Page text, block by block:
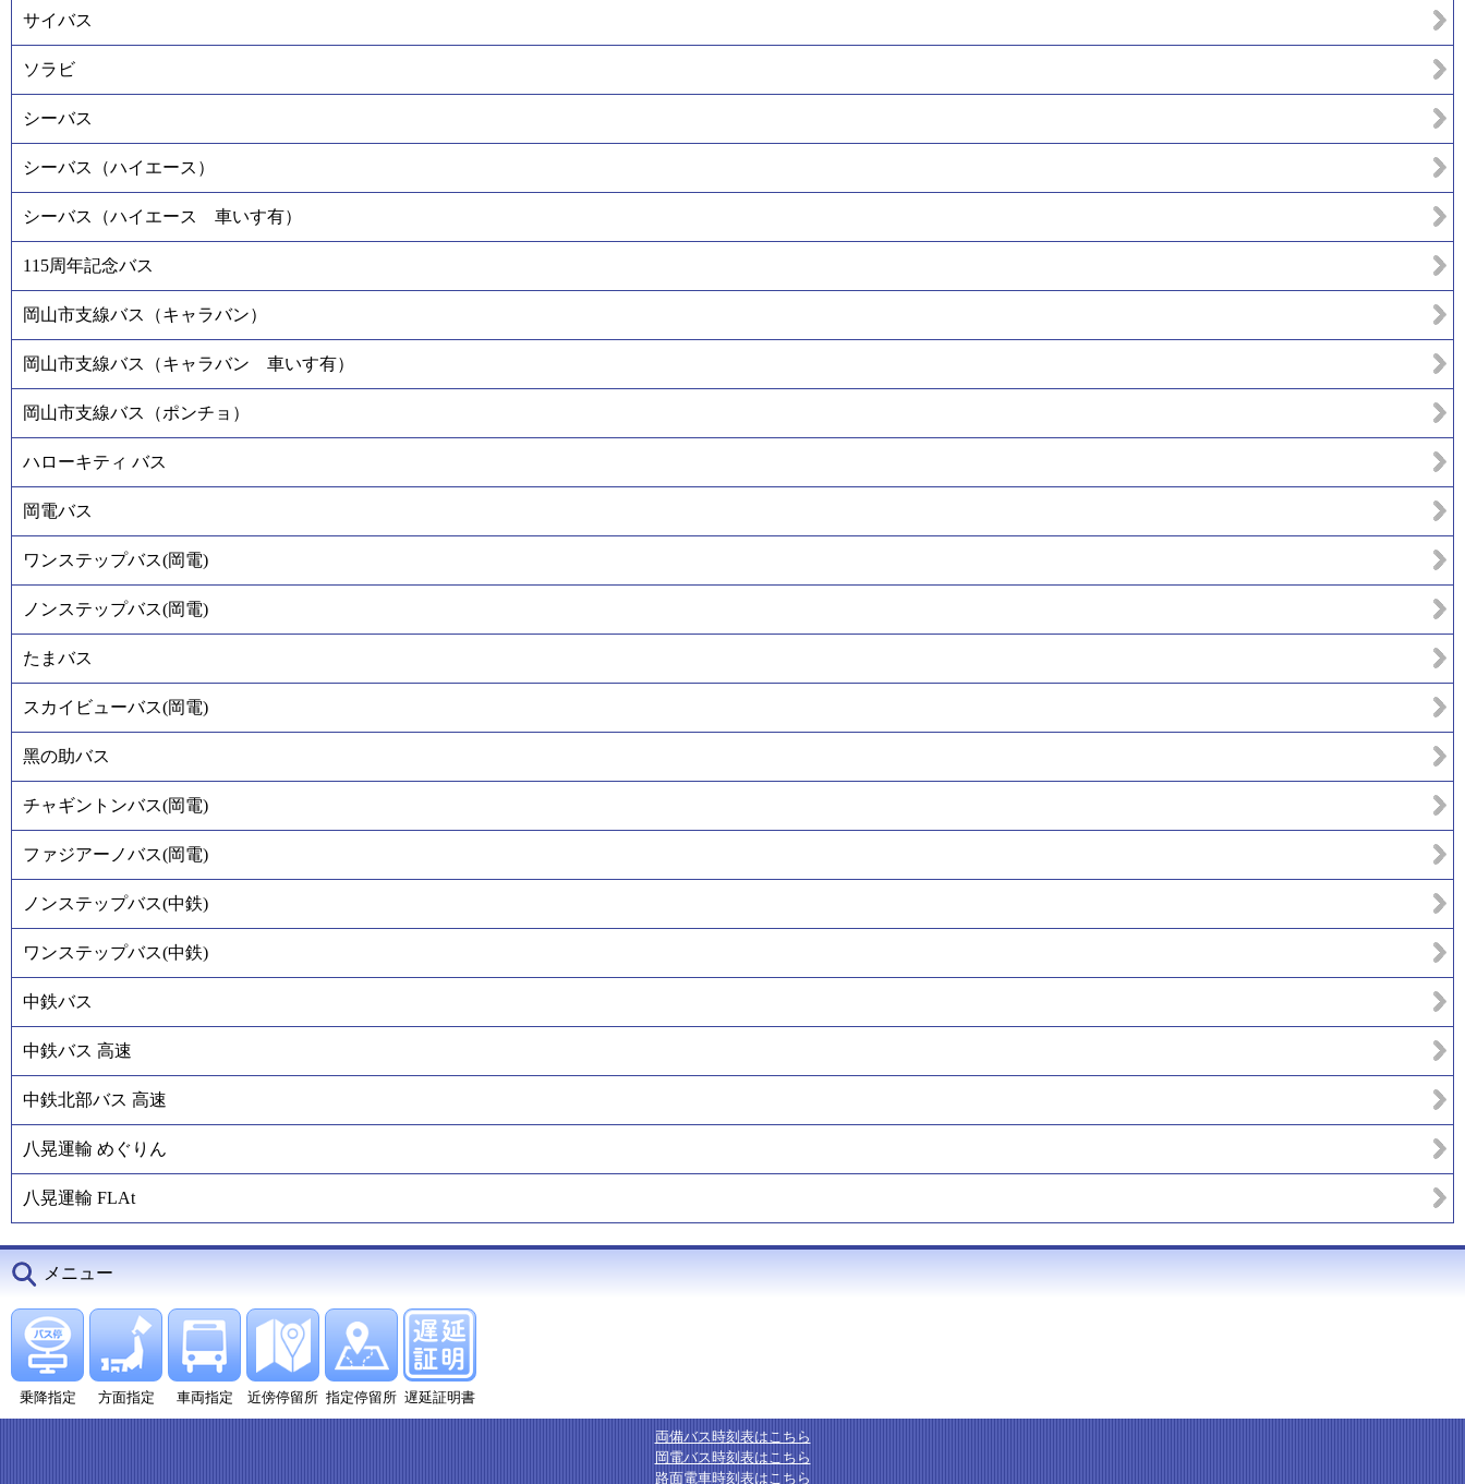
サイバス
ソラビ
シーバス
シーバス（ハイエース）
シーバス（ハイエース 車いす有）
115周年記念バス
岡山市支線バス（キャラバン）
岡山市支線バス（キャラバン 車いす有）
岡山市支線バス（ポンチョ）
ハローキティ バス
岡電バス
ワンステップバス(岡電)
ノンステップバス(岡電)
たまバス
スカイビューバス(岡電)
黑の助バス
チャギントンバス(岡電)
ファジアーノバス(岡電)
ノンステップバス(中鉄)
ワンステップバス(中鉄)
中鉄バス
中鉄バス 高速
中鉄北部バス 高速
八晃運輸 めぐりん
八晃運輸 FLAt
メニュー
乗降指定 方面指定 車両指定 近傍停留所 指定停留所 遅延証明書
両備バス時刻表はこちら
岡電バス時刻表はこちら
路面電車時刻表はこちら